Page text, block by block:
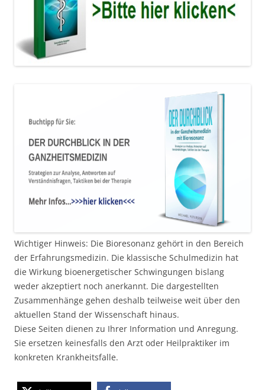
Wichtiger Hinweis: Die Bioresonanz gehört in den Bereich
der Erfahrungsmedizin. Die klassische Schulmedizin hat
die Wirkung bioenergetischer Schwingungen bislang
weder akzeptiert noch anerkannt. Die dargestellten
Zusammenhänge gehen deshalb teilweise weit über den
aktuellen Stand der Wissenschaft hinaus.
Diese Seiten dienen zu Ihrer Information und Anregung.
Sie ersetzen keinesfalls den Arzt oder Heilpraktiker im
konkreten Krankheitsfalle.